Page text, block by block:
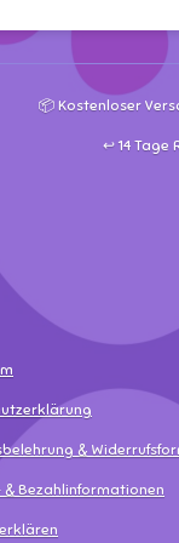
📦 Kostenloser
↩️ 14 Tage
&
& Bezahlinformationen